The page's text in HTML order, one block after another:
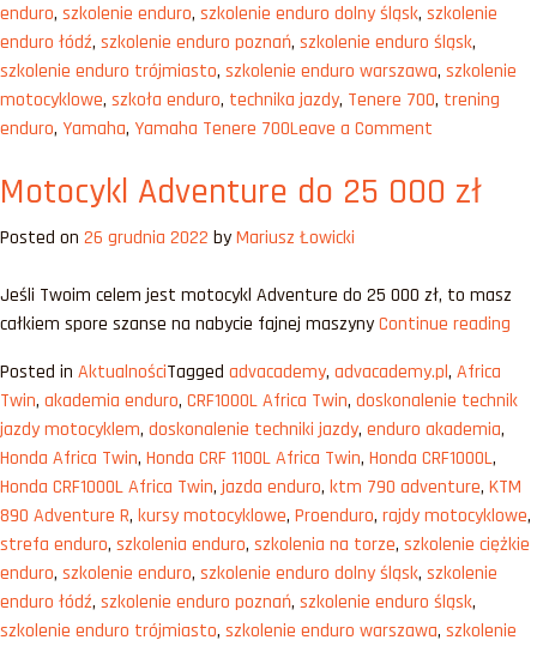
enduro, szkolenie enduro, szkolenie enduro dolny śląsk, szkolenie
enduro łódź, szkolenie enduro poznań, szkolenie enduro śląsk,
szkolenie enduro trójmiasto, szkolenie enduro warszawa, szkolenie
motocyklowe, szkoła enduro, technika jazdy, Tenere 700, trening
enduro, Yamaha, Yamaha Tenere 700Leave a Comment
adventure
A2
[2023]
Motocykl Adventure do 25 000 zł
Posted on 26 grudnia 2022 byMariusz Łowicki
Jeśli Twoim celem jest motocykl Adventure do 25 000 zł, to masz
całkiem spore szanse na nabycie fajnej maszynyContinue reading
25
Posted in AktualnościTagged advacademy, advacademy.pl, Africa
Twin, akademia enduro, CRF1000L Africa Twin, doskonalenie technik
jazdy motocyklem, doskonalenie techniki jazdy, enduro akademia,
Honda Africa Twin, Honda CRF 1100L Africa Twin, Honda CRF1000L,
Honda CRF1000L Africa Twin,jazda enduro, ktm 790 adventure, KTM
890 Adventure R, kursy motocyklowe, Proenduro, rajdy motocyklowe,
strefa enduro, szkolenia enduro, szkolenia na torze, szkolenie ciężkie
enduro, szkolenie enduro, szkolenie enduro dolny śląsk, szkolenie
enduro łódź, szkolenie enduro poznań, szkolenie enduro śląsk,
szkolenie enduro trójmiasto, szkolenie enduro warszawa, szkolenie